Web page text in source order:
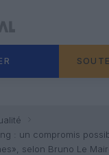
: un compromis
selon Bruno Le